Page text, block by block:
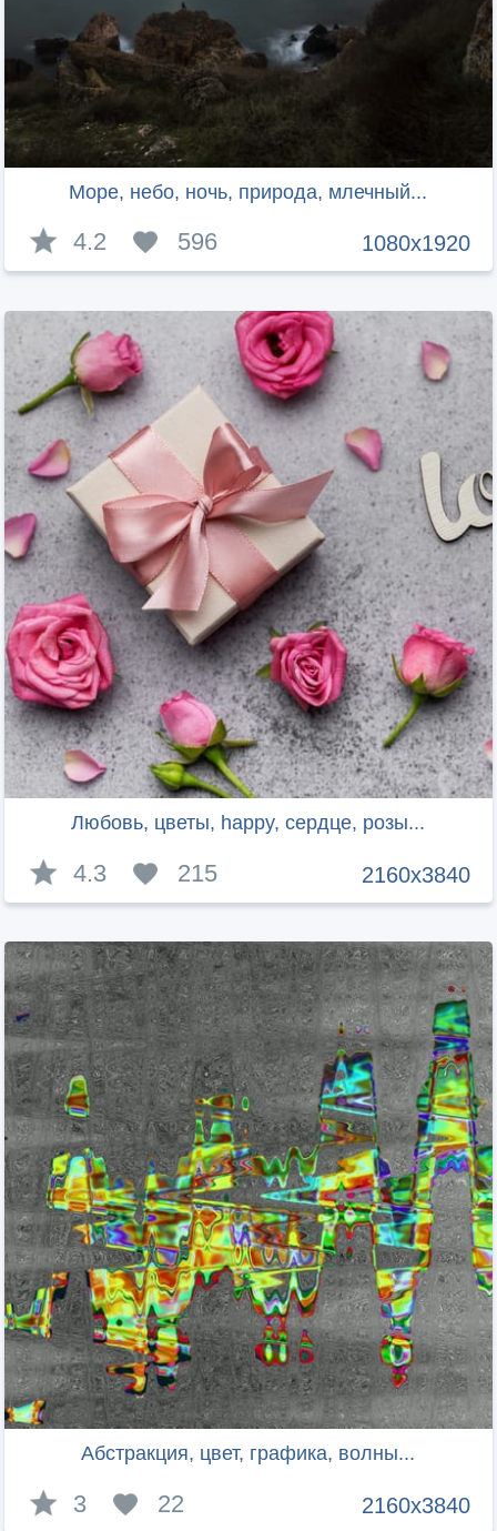
Море, небо, ночь, природа, млечный...
1080x1920
4.2 596
Любовь, цветы, happy, сердце, розы...
2160x3840
4.3 215
Абстракция, цвет, графика, волны...
2160x3840
3 22